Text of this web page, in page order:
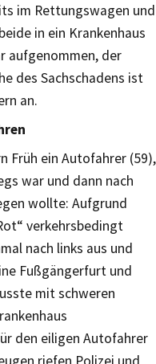
im Rettungswagen und
in ein Krankenhaus
aufgenommen, der
des Sachschadens ist
an.
Früh ein Autofahrer (59),
war und dann nach
wollte: Aufgrund
verkehrsbedingt
nach links aus und
Fußgängerfurt und
mit schweren
den eiligen Autofahrer
riefen Polizei und